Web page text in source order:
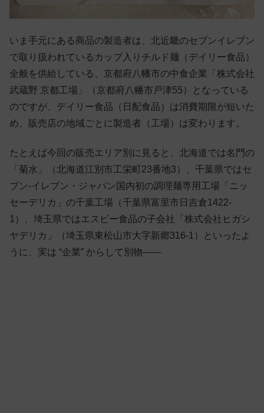
いま手元にある商品の製造者は、北近畿のセブンイレブン
で取り扱われているカップ入りチルド麺（デイリー食品）
全般を供給している、京都府八幡市の中食企業「株式会社
武蔵野 京都工場」（京都府八幡市戸津55）となっている
のですが、デイリー食品（日配食品）は消費期限が短いた
め、販売店の地域ごとに製造者（工場）は変わります。
たとえば今回の販売エリア別に見ると、北海道では名門の
「菊水」（北海道江別市工栄町23番地3）、千葉県ではセ
ブン-イレブン・ジャパン国内初の調理麺専用工場「ニッ
セーデリカ」の千葉工場（千葉県富里市日吉倉1422-
1）、埼玉県ではエスビー食品の子会社「株式会社ヒガシ
ヤデリカ」（埼玉県東松山市大字新郷316-1）といったよ
うに、実は “企業” からして別物——